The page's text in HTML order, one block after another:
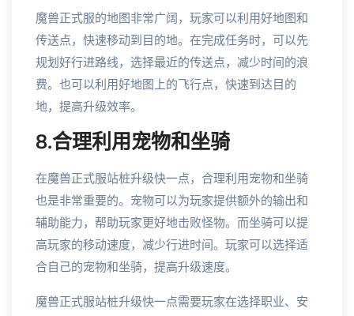
魔兽正式服的地图非常广阔，玩家可以利用好地图和
传送点，快速移动到目的地。在完成任务时，可以先
规划好行进路线，选择最近的传送点，减少时间的浪
费。也可以利用好地图上的飞行点，快速到达目的
地，提高升级效率。
8.合理利用宠物和坐骑
在魔兽正式服站桩升级快一点，合理利用宠物和坐骑
也是非常重要的。宠物可以为玩家提供额外的输出和
辅助能力，帮助玩家更好地击败怪物。而坐骑可以提
高玩家的移动速度，减少行进时间。玩家可以选择适
合自己的宠物和坐骑，提高升级速度。
魔兽正式服站桩升级快一点需要玩家在选择职业、安